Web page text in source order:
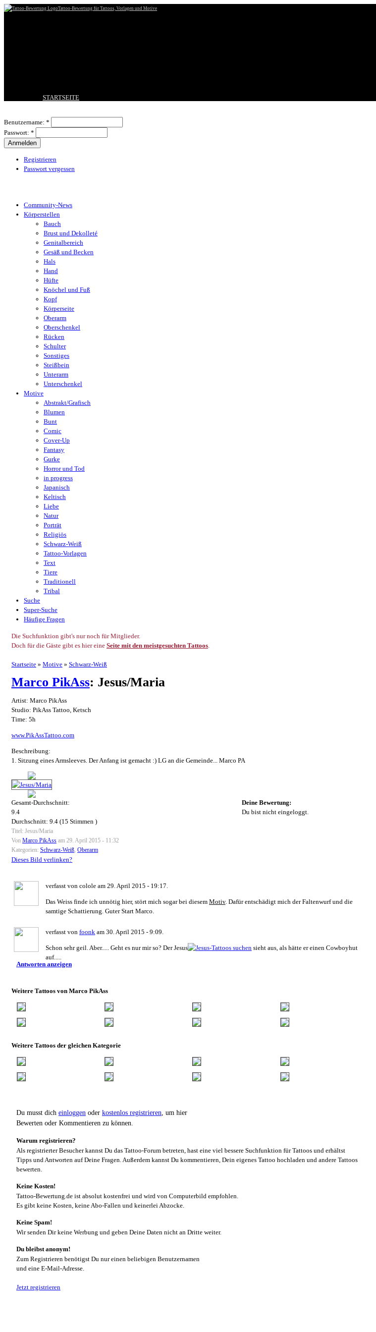
Tattoo-Bewertung für Tattoos, Vorlagen und Motive
STARTSEITE
BESTE TATTOOS
NEUESTE TATTOOS
Benutzername: *
Passwort: *
Registrieren
Passwort vergessen
Community-News
Körperstellen
Bauch
Brust und Dekolleté
Genitalbereich
Gesäß und Becken
Hals
Hand
Hüfte
Knöchel und Fuß
Kopf
Körperseite
Oberarm
Oberschenkel
Rücken
Schulter
Sonstiges
Steißbein
Unterarm
Unterschenkel
Motive
Abstrakt/Grafisch
Blumen
Bunt
Comic
Cover-Up
Fantasy
Gurke
Horror und Tod
in progress
Japanisch
Keltisch
Liebe
Natur
Porträt
Religiös
Schwarz-Weiß
Tattoo-Vorlagen
Text
Tiere
Traditionell
Tribal
Suche
Super-Suche
Häufige Fragen
Die Suchfunktion gibt's nur noch für Mitglieder.
Doch für die Gäste gibt es hier eine Seite mit den meistgesuchten Tattoos.
Startseite » Motive » Schwarz-Weiß
Marco PikAss: Jesus/Maria
Artist: Marco PikAss
Studio: PikAss Tattoo, Ketsch
Time: 5h
www.PikAssTattoo.com
Beschreibung:
1. Sitzung eines Armsleeves. Der Anfang ist gemacht :) LG an die Gemeinde... Marco PA
Gesamt-Durchschnitt:
9.4
Durchschnitt: 9.4 (15 Stimmen )
Deine Bewertung:
Du bist nicht eingeloggt.
Titel: Jesus/Maria
Von Marco PikAss am 29. April 2015 - 11:32
Kategorien: Schwarz-Weiß, Oberarm
Dieses Bild verlinken?
verfasst von colole am 29. April 2015 - 19:17.
Das Weiss finde ich unnötig hier, stört mich sogar bei diesem Motiv. Dafür entschädigt mich der Faltenwurf und die
samtige Schattierung. Guter Start Marco.
verfasst von foonk am 30. April 2015 - 9:09.
Schon sehr geil. Aber..... Geht es nur mir so? Der Jesus
sieht aus, als hätte er einen Cowboyhut
auf.....
Antworten anzeigen
Weitere Tattoos von Marco PikAss
Weitere Tattoos der gleichen Kategorie
Du musst dich einloggen oder kostenlos registrieren , um hier
Bewerten oder Kommentieren zu können.
Warum registrieren?
Als registrierter Besucher kannst Du das Tattoo-Forum betreten, hast eine viel bessere Suchfunktion für Tattoos und erhältst
Tipps und Antworten auf Deine Fragen. Außerdem kannst Du kommentieren, Dein eigenes Tattoo hochladen und andere Tattoos
bewerten.
Keine Kosten!
Tattoo-Bewertung.de ist absolut kostenfrei und wird von Computerbild empfohlen.
Es gibt keine Kosten, keine Abo-Fallen und keinerlei Abzocke.
Keine Spam!
Wir senden Dir keine Werbung und geben Deine Daten nicht an Dritte weiter.
Du bleibst anonym!
Zum Registrieren benötigst Du nur einen beliebigen Benutzernamen
und eine E-Mail-Adresse.
Jetzt registrieren